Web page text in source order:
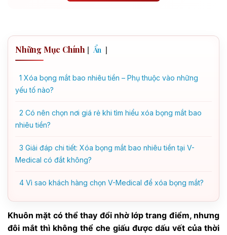
Những Mục Chính [ Ẩn ]
1 Xóa bọng mắt bao nhiêu tiền – Phụ thuộc vào những
yếu tố nào?
2 Có nên chọn nơi giá rẻ khi tìm hiểu xóa bọng mắt bao
nhiêu tiền?
3 Giải đáp chi tiết: Xóa bọng mắt bao nhiêu tiền tại V-
Medical có đắt không?
4 Vì sao khách hàng chọn V-Medical để xóa bọng mắt?
Khuôn mặt có thể thay đổi nhờ lớp trang điểm, nhưng
đôi mắt thì không thể che giấu được dấu vết của thời